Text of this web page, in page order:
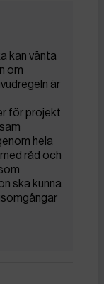
kan vänta
om
är
för projekt
hela
råd och
ska kunna